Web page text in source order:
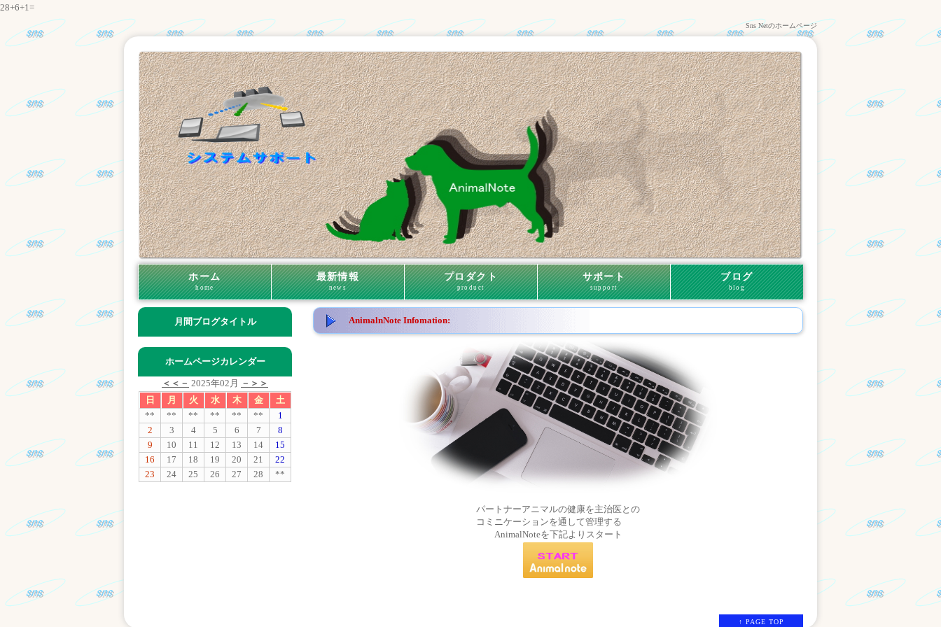
28+6+1=
Sns Netのホームページ
ホーム
home
最新情報
news
プロダクト
product
サポート
support
ブログ
blog
AnimalnNote Infomation:
パートナーアニマルの健康を主治医との
コミニケーションを通して管理する
AnimalNoteを下記よりスタート
月間ブログタイトル
ホームページカレンダー
＜＜－ 2025年02月
－＞＞
日
月 火 水 木 金
土
**
** ** ** ** **
1
2
3 4 5 6 7
8
9
10 11 12 13 14
15
16
17 18 19 20 21
22
23
24 25 26 27 28 **
↑ PAGE TOP